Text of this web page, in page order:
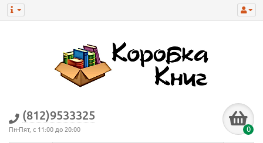
(812)9533325
Пн-Пят, с 11:00 до 20:00 0